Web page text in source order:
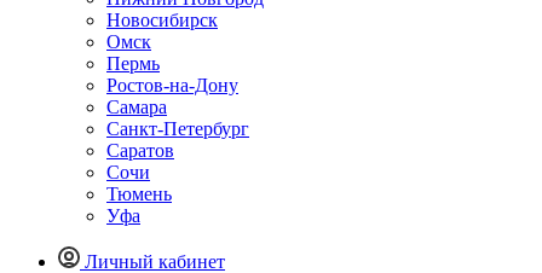
Новосибирск
Омск
Пермь
Ростов-на-Дону
Самара
Санкт-Петербург
Саратов
Сочи
Тюмень
Уфа
Личный кабинет